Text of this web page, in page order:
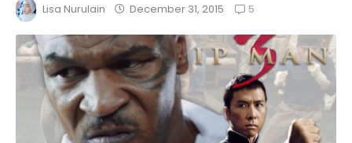
Lisa Nurulain December 31, 2015 5